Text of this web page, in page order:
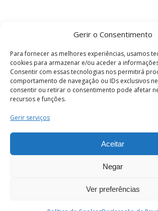
Gerir o Consentimento
Para fornecer as melhores experiências, usamos
cookies para armazenar e/ou aceder a
Consentir com essas tecnologias nos permitirá
comportamento de navegação ou IDs exclusivos
consentir ou retirar o consentimento pode afetar
recursos e funções.
Gerir serviços
Aceitar
Negar
Ver preferências
Termos e Condições
os direitos reservados.